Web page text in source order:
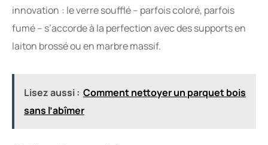
innovation : le verre soufflé – parfois coloré, parfois
fumé – s’accorde à la perfection avec des supports en
laiton brossé ou en marbre massif.
Lisez aussi : Comment nettoyer un parquet bois
sans l’abîmer